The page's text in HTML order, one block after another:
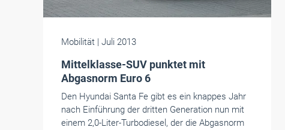
Mobilität | Juli 2013
Mittelklasse-SUV punktet mit
Abgasnorm Euro 6
Den Hyundai Santa Fe gibt es ein knappes Jahr
nach Einführung der dritten Generation nun mit
einem 2,0-Liter-Turbodiesel, der die Abgasnorm